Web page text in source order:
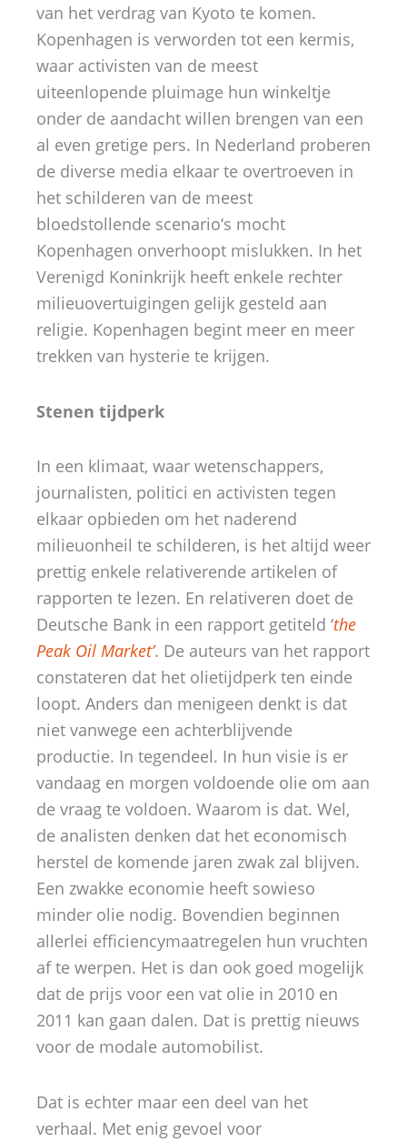
van het verdrag van Kyoto te komen.
Kopenhagen is verworden tot een kermis,
waar activisten van de meest
uiteenlopende pluimage hun winkeltje
onder de aandacht willen brengen van een
al even gretige pers. In Nederland proberen
de diverse media elkaar te overtroeven in
het schilderen van de meest
bloedstollende scenario‘s mocht
Kopenhagen onverhoopt mislukken. In het
Verenigd Koninkrijk heeft enkele rechter
milieuovertuigingen gelijk gesteld aan
religie. Kopenhagen begint meer en meer
trekken van hysterie te krijgen.
Stenen tijdperk
In een klimaat, waar wetenschappers,
journalisten, politici en activisten tegen
elkaar opbieden om het naderend
milieuonheil te schilderen, is het altijd weer
prettig enkele relativerende artikelen of
rapporten te lezen. En relativeren doet de
Deutsche Bank in een rapport getiteld ‘the
Peak Oil Market’. De auteurs van het rapport
constateren dat het olietijdperk ten einde
loopt. Anders dan menigeen denkt is dat
niet vanwege een achterblijvende
productie. In tegendeel. In hun visie is er
vandaag en morgen voldoende olie om aan
de vraag te voldoen. Waarom is dat. Wel,
de analisten denken dat het economisch
herstel de komende jaren zwak zal blijven.
Een zwakke economie heeft sowieso
minder olie nodig. Bovendien beginnen
allerlei efficiencymaatregelen hun vruchten
af te werpen. Het is dan ook goed mogelijk
dat de prijs voor een vat olie in 2010 en
2011 kan gaan dalen. Dat is prettig nieuws
voor de modale automobilist.
Dat is echter maar een deel van het
verhaal. Met enig gevoel voor